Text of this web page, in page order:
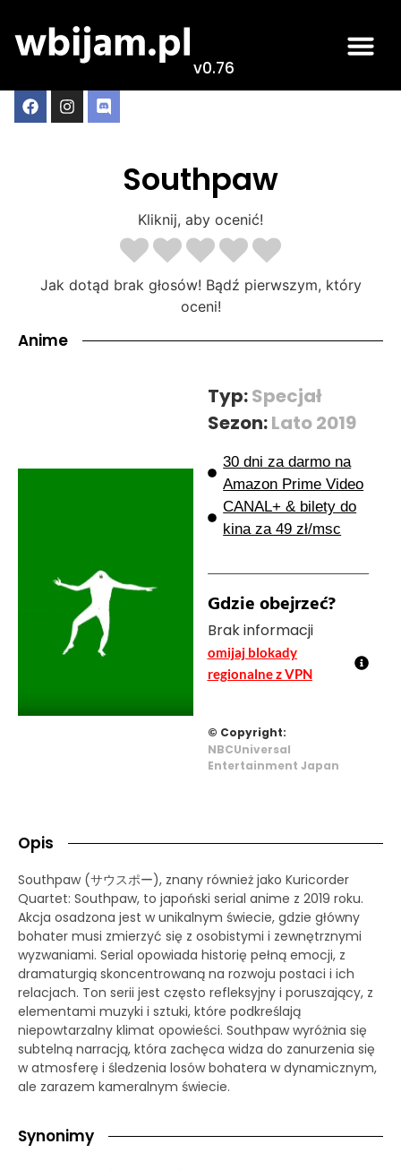
v0.76
Southpaw
Kliknij, aby ocenić!
Jak dotąd brak głosów! Bądź pierwszym, który
oceni!
Anime
Typ:Specjał
Sezon:Lato 2019
30 dni za darmo na
Amazon Prime Video
CANAL+ & bilety do
kina za 49 zł/msc
Gdzie obejrzeć?
Brak informacji
omijaj blokady
regionalne z VPN
© Copyright:
NBCUniversal
Entertainment Japan
Opis
Southpaw (サウスポー), znany również jako Kuricorder
Quartet: Southpaw, to japoński serial anime z 2019 roku.
Akcja osadzona jest w unikalnym świecie, gdzie główny
bohater musi zmierzyć się z osobistymi i zewnętrznymi
wyzwaniami. Serial opowiada historię pełną emocji, z
dramaturgią skoncentrowaną na rozwoju postaci i ich
relacjach. Ton serii jest często refleksyjny i poruszający, z
elementami muzyki i sztuki, które podkreślają
niepowtarzalny klimat opowieści. Southpaw wyróżnia się
subtelną narracją, która zachęca widza do zanurzenia się
w atmosferę i śledzenia losów bohatera w dynamicznym,
ale zarazem kameralnym świecie.
Synonimy